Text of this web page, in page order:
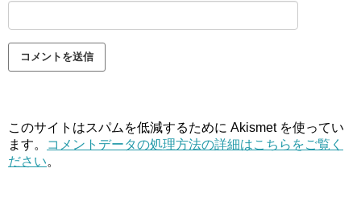
このサイトはスパムを低減するために Akismet を使ってい
ます。
コメントデータの処理方法の詳細はこちらをご覧く
ださい。